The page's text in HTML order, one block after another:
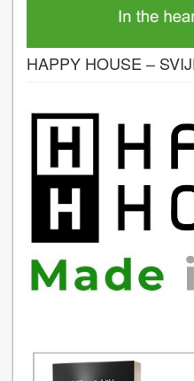
HAPPY HOUSE –